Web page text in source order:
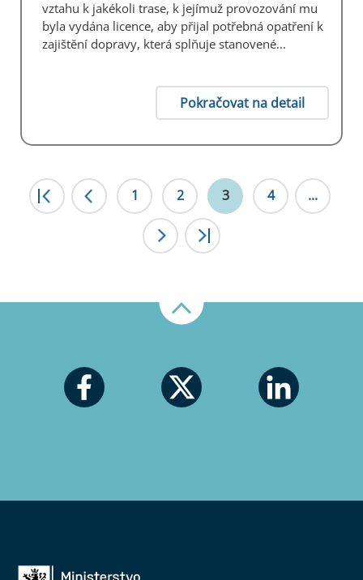
vztahu k jakékoli trase, k jejímuž provozování mu
byla vydána licence, aby přijal potřebná opatření k
zajištění dopravy, která splňuje stanovené...
Pokračovat na detail
|< 1 2 3 4 ...